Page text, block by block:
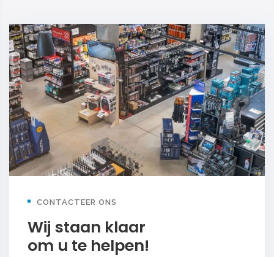
CONTACTEER ONS
Wij staan klaar
om u te helpen!